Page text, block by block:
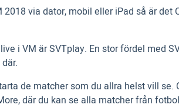
via dator, mobil eller iPad så är
i VM är SVTplay. En stor fördel med
de matcher som du allra helst vill
där du kan se alla matcher från